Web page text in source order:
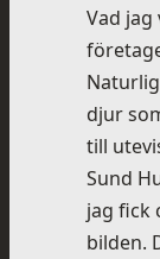
Vad
djur
till
Sund
jag fick
bilden.